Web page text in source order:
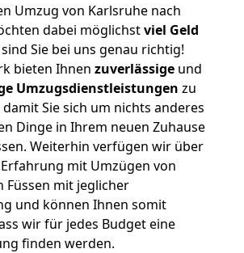
Umzug von Karlsruhe nach
dabei möglichstviel Geld
Sie bei uns genau richtig!
bieten Ihnen zuverlässige und
Umzugsdienstleistungen zu
Sie sich um nichts anderes
Dinge in Ihrem neuen Zuhause
Weiterhin verfügen wir über
mit Umzügen von
Füssen mit jeglicher
und können Ihnen somit
wir für jedes Budget eine
finden werden.